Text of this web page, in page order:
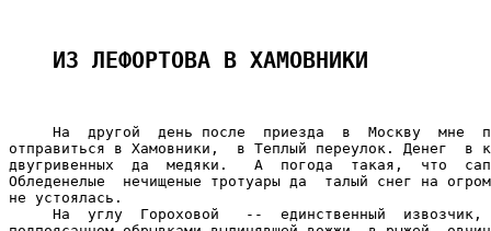
ИЗ ЛЕФОРТОВА В ХАМОВНИКИ
На  другой  день после  приезда  в  Москву  мне
отправиться в Хамовники,  в Теплый переулок. Денег  в
двугривенных  да  медяки.   А  погода  такая,  что
Обледенелые  нечищеные тротуары да  талый снег на
не устоялась.
На  углу  Гороховой   --  единственный  извозчик,